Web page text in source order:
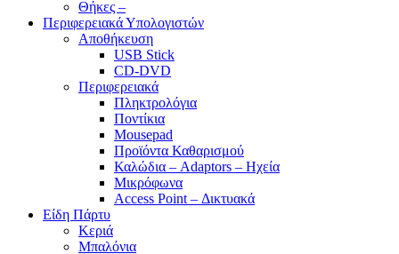
Θήκες –
Περιφερειακά Υπολογιστών
Αποθήκευση
USB Stick
CD-DVD
Περιφερειακά
Πληκτρολόγια
Ποντίκια
Mousepad
Προϊόντα Καθαρισμού
Καλώδια – Adaptors – Ηχεία
Μικρόφωνα
Access Point – Δικτυακά
Είδη Πάρτυ
Κεριά
Μπαλόνια